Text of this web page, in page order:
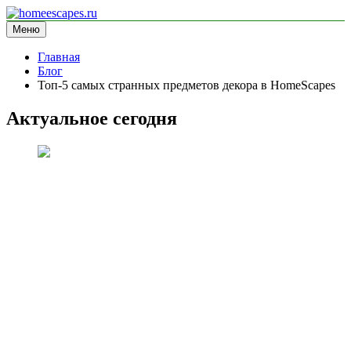
Перейти
к
содержимому
homeescapes.ru
информационный сайт
Меню
Главная
Блог
Топ-5 самых странных предметов декора в HomeScapes
Актуальное сегодня